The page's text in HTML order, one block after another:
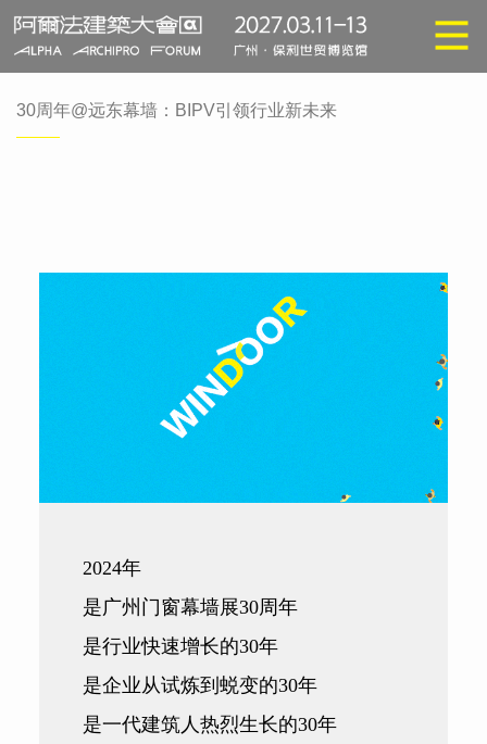
30周年@远东幕墙：BIPV引领行业新未来
2024年
是广州门窗幕墙展30周年
是行业快速增长的30年
是企业从试炼到蜕变的30年
是一代建筑人热烈生长的30年